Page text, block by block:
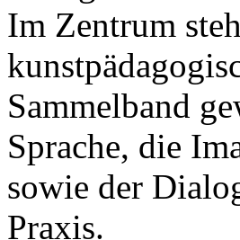
Im Zentrum
Sammelband
Sprache, die
sowie der
Praxis.